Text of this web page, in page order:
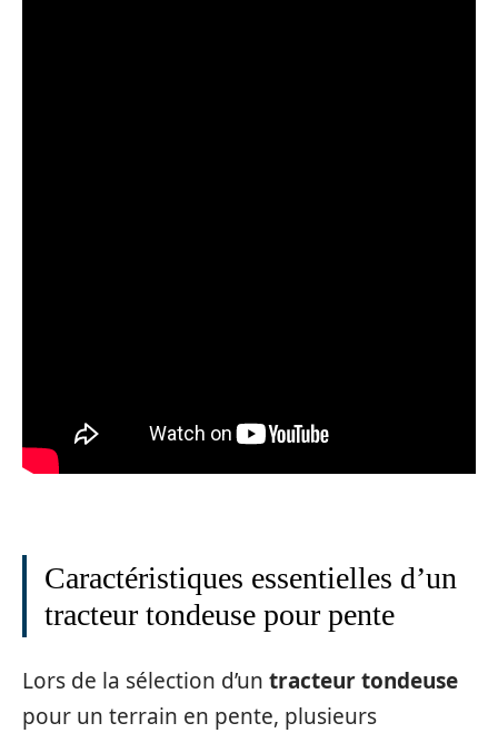
Caractéristiques essentielles d’un
tracteur tondeuse pour pente
Lors de la sélection d’un tracteur tondeuse
pour un terrain en pente, plusieurs